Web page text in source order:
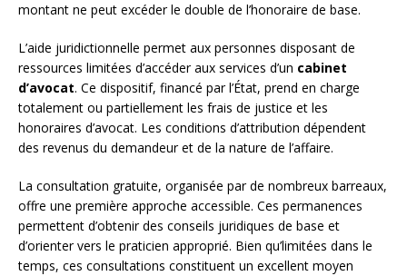
montant ne peut excéder le double de l’honoraire de base.
L’aide juridictionnelle permet aux personnes disposant de
ressources limitées d’accéder aux services d’un cabinet
d’avocat. Ce dispositif, financé par l’État, prend en charge
totalement ou partiellement les frais de justice et les
honoraires d’avocat. Les conditions d’attribution dépendent
des revenus du demandeur et de la nature de l’affaire.
La consultation gratuite, organisée par de nombreux barreaux,
offre une première approche accessible. Ces permanences
permettent d’obtenir des conseils juridiques de base et
d’orienter vers le praticien approprié. Bien qu’limitées dans le
temps, ces consultations constituent un excellent moyen